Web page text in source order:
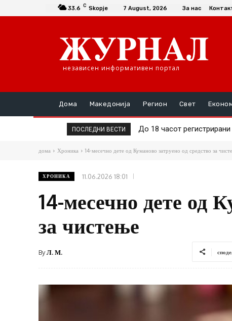
33.6 C Skopje 7 August, 2026 За нас
независен информативен портал
Дома Македонија Регион Свет
ПОСЛЕДНИ ВЕСТИ До 18 часот регистрирани
74-годишен
дома Хроника 14-месечно дете од Куманово затруено од средство за
ХРОНИКА 11.06.2026 18:01
14-месечно дете од
за чистење
ByЛ. М.